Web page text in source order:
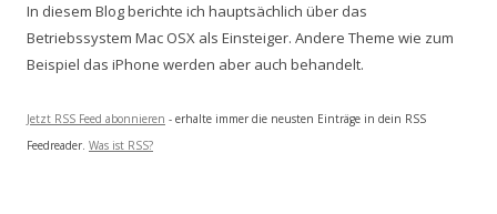
In diesem Blog berichte ich hauptsächlich über das
Betriebssystem Mac OSX als Einsteiger. Andere Theme wie zum
Beispiel das iPhone werden aber auch behandelt.
Jetzt RSS Feed abonnieren - erhalte immer die neusten Einträge in dein RSS
Feedreader. Was ist RSS?